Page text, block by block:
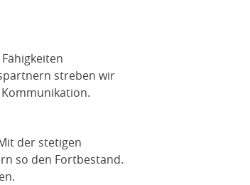
streben wir
der stetigen
so den Fortbestand.